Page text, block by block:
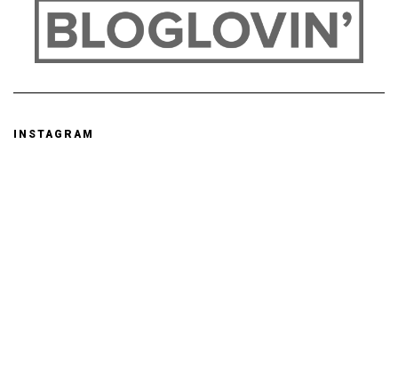
INSTAGRAM